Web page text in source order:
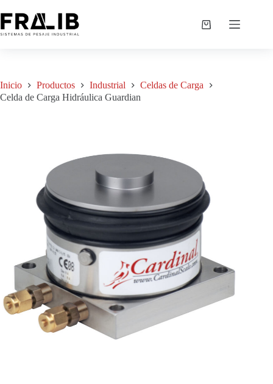
al
contenido
Celda de Carga Hidráulica Guardian
S/0.00 Agregar a cotización
Shopping
Inicio Productos Industrial
Celdas de Carga
Celda de Carga Hidráulica Guardian